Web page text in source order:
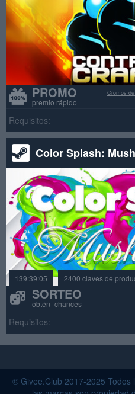
PROMO
premio rápido
Cromos
Requisitos:
Color Splash:
139:39:05 2400 claves de
SORTEO
obtén chances
Requisitos:
© Givee.Club 2017-2025 Todos